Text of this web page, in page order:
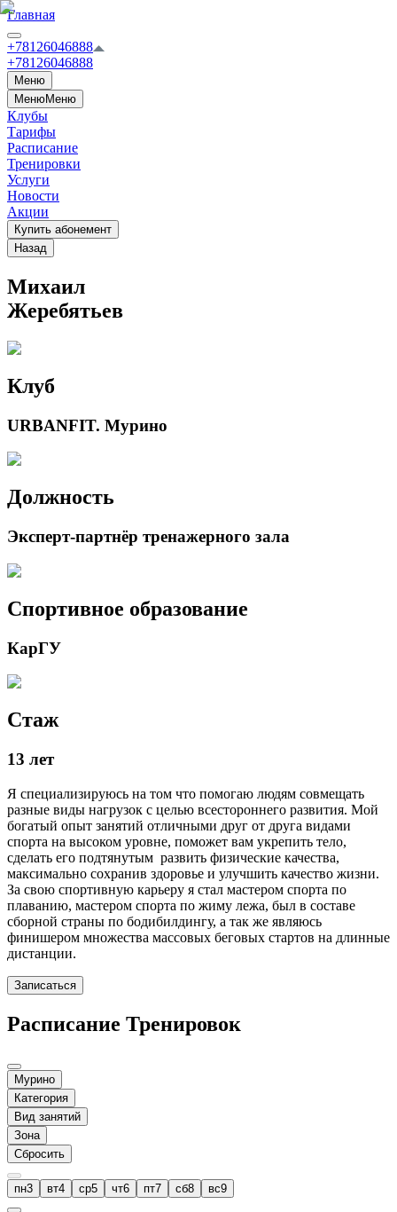
Главная
+78126046888
+78126046888
Меню
МенюМеню
Клубы
Тарифы
Расписание
Тренировки
Услуги
Новости
Акции
Купить абонемент
Назад
Михаил
Жеребятьев
Клуб
URBANFIT. Мурино
Должность
Эксперт-партнёр тренажерного зала
Спортивное образование
КарГУ
Стаж
13 лет
Я специализируюсь на том что помогаю людям совмещать
разные виды нагрузок с целью всестороннего развития. Мой
богатый опыт занятий отличными друг от друга видами
спорта на высоком уровне, поможет вам укрепить тело,
сделать его подтянутым развить физические качества,
максимально сохранив здоровье и улучшить качество жизни.
За свою спортивную карьеру я стал мастером спорта по
плаванию, мастером спорта по жиму лежа, был в составе
сборной страны по бодибилдингу, а так же являюсь
финишером множества массовых беговых стартов на длинные
дистанции.
Записаться
Расписание Тренировок
Мурино
Категория
Вид занятий
Зона
Сбросить
пн3 вт4 ср5 чт6 пт7 сб8 вс9